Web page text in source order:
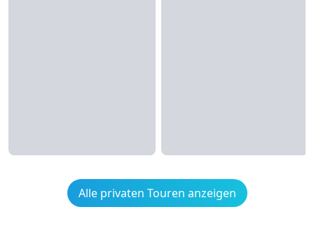
Alle privaten Touren anzeigen